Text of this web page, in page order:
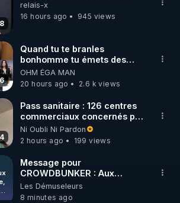
l’actualité RGNR (stages,
CENSURÉES SUR ODYSEE
Youtube sont aussi sur la
EN PRÉSENTIEL
relais-x
16 hours ago
945 views
Quand tu te branles
bonhomme tu émets des
ondes ils ont juste omis de
t'expliquer
OHM ÉGA MAN
20 hours ago
2.6 k views
Pass sanitaire : 126 centres
commerciaux concernés par
l'obligation dans toute la
France
Ni Oubli Ni Pardon
2 hours ago
199 views
Message pour
CROWDBUNKER : Aux
développeurs du site,
pouvez-vous svp remettre la
Les Démuseleurs
8 minutes ago